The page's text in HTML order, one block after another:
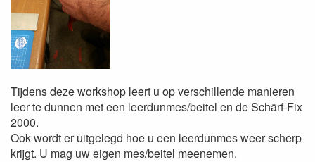
Tijdens deze workshop leert u op verschillende manieren
leer te dunnen met een leerdunmes/beitel en de Schärf-Fix
2000.
Ook wordt er uitgelegd hoe u een leerdunmes weer scherp
krijgt. U mag uw eigen mes/beitel meenemen.